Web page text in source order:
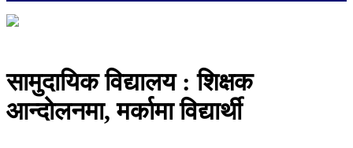
सामुदायिक विद्यालय : शिक्षक
आन्दोलनमा, मर्कामा विद्यार्थी